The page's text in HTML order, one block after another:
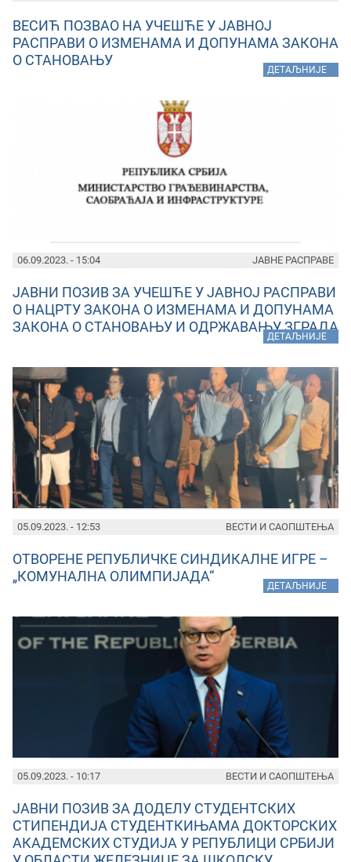
ВЕСИЋ ПОЗВАО НА УЧЕШЋЕ У ЈАВНОЈ
РАСПРАВИ О ИЗМЕНАМА И ДОПУНАМА ЗАКОНА
О СТАНОВАЊУ
ДЕТАЉНИЈЕ
06.09.2023. - 15:04
ЈАВНИ ПОЗИВ ЗА УЧЕШЋЕ У ЈАВНОЈ РАСПРАВИ
О НАЦРТУ ЗАКОНА О ИЗМЕНАМА И ДОПУНАМА
ЗАКОНА О СТАНОВАЊУ И ОДРЖАВАЊУ ЗГРАДА
ДЕТАЉНИЈЕ
ЈАВНЕ РАСПРАВЕ
05.09.2023. - 12:53
ОТВОРЕНЕ РЕПУБЛИЧКЕ СИНДИКАЛНЕ ИГРЕ –
„КОМУНАЛНА ОЛИМПИЈАДА“
ДЕТАЉНИЈЕ
ВЕСТИ И САОПШТЕЊА
05.09.2023. - 10:17
ЈАВНИ ПОЗИВ ЗА ДОДЕЛУ СТУДЕНТСКИХ
СТИПЕНДИЈА СТУДЕНТКИЊАМА ДОКТОРСКИХ
АКАДЕМСКИХ СТУДИЈА У РЕПУБЛИЦИ СРБИЈИ
ВЕСТИ И САОПШТЕЊА